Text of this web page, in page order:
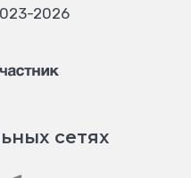
2026
сетях